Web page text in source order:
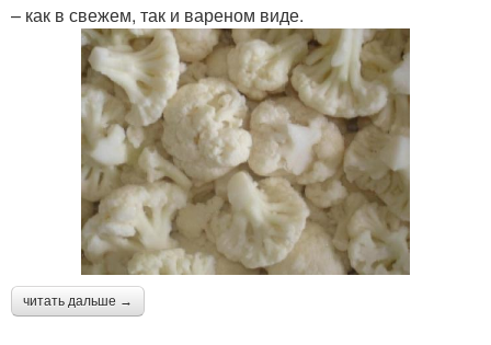
Капусты на сковороде Капуста в кляре
Капуста с яйцом
– как в свежем, так и вареном виде.
читать дальше →